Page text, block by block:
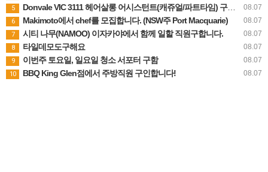
08.07
5 Donvale VIC 3111 헤어살롱 어시스턴트(캐쥬얼/파트타임) 구합니다
08.07
6 Makimoto에서 chef를 모집합니다. (NSW주 Port Macquarie)
08.07
7 시티 나무(NAMOO) 이자카야에서 함께 일할 직원구합니다.
08.07
8 타일데모도구해요
08.07
9 이번주 토요일, 일요일 청소 서포터 구함
08.07
10 BBQ King Glen점에서 주방직원 구인합니다!